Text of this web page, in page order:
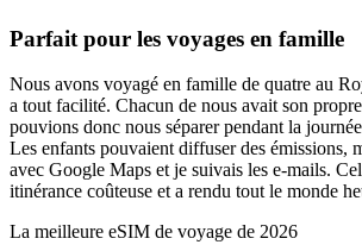
Parfait pour les voyages en famille
Nous avons voyagé en famille de quatre au
a tout facilité. Chacun de nous avait son
pouvions donc nous séparer pendant la
Les enfants pouvaient diffuser des émissions,
avec Google Maps et je suivais les e-mails.
itinérance coûteuse et a rendu tout le monde
La meilleure eSIM de voyage de 2026